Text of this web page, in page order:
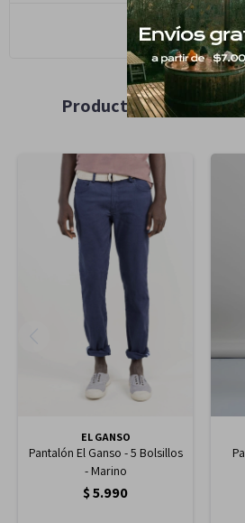
Cambios y
Productos que te
EL GANSO
Pantalón El Ganso - 5 Bolsillos
- Marino
$5.990